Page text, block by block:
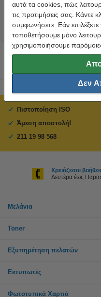
αυτά τα cookies, πώς
τις προτιμήσεις σας. Κάντε
συμφωνήσετε. Εάν
τοποθετήσουμε μόνο
χρησιμοποιήσουμε παρόμοιες
Δεν
Πιστοποίηση ISO
Άμεση αποστολή!
211 19 98 568
Χρειάζεσαι
Δευτέρα έως
Μελάνια
Toner
Εξυπηρέτηση πελατών
Εκτυπωτές
Φωτοτυπικά Χαρτιά